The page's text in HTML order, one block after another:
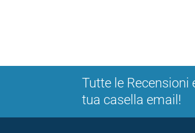
Tutte le Recensioni
tua casella email!